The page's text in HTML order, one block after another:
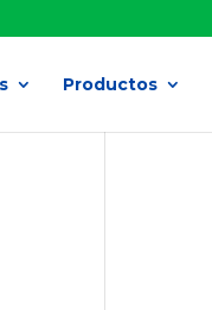
Productos